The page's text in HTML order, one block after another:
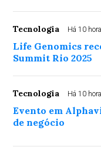
Tecnologia Há 10
Life Genomics
Summit Rio 2025
Tecnologia Há 10
Evento em
de negócio